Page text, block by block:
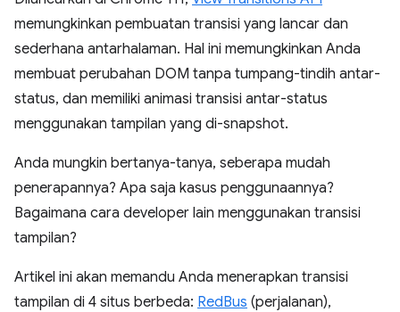
memungkinkan pembuatan transisi yang lancar dan
sederhana antarhalaman. Hal ini memungkinkan Anda
membuat perubahan DOM tanpa tumpang-tindih antar-
status, dan memiliki animasi transisi antar-status
menggunakan tampilan yang di-snapshot.
Anda mungkin bertanya-tanya, seberapa mudah
penerapannya? Apa saja kasus penggunaannya?
Bagaimana cara developer lain menggunakan transisi
tampilan?
Artikel ini akan memandu Anda menerapkan transisi
tampilan di 4 situs berbeda: RedBus (perjalanan),